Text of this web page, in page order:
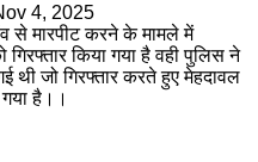
4, 2025
से मारपीट करने के मामले में
किया गया है वही पुलिस ने
थी जो गिरफ्तार करते हुए मेहदावल
गया है।।